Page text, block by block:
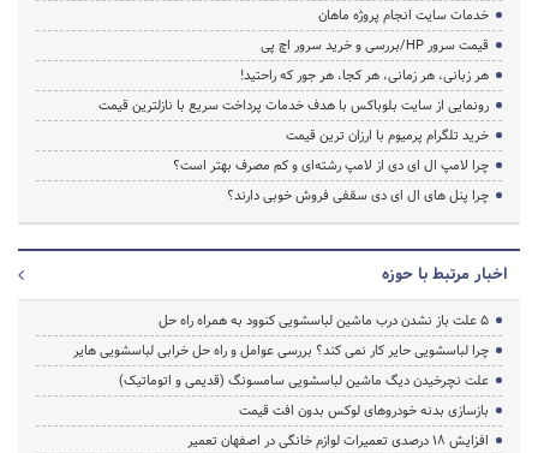
خدمات سایت انجام پروژه ماهان
قیمت سرور HP/بررسی و خرید سرور اچ پی
هر زبانی، هر زمانی، هر کجا، هر جور که راحتید!
رونمایی از سایت بلوباکس با هدف خدمات پرداخت سریع با نازلترین قیمت
خرید تلگرام پرمیوم با ارزان ترین قیمت
چرا لامپ ال ای دی از لامپ رشته‌ای و کم مصرف بهتر است؟
چرا پنل های ال ای دی سقفی فروش خوبی دارند؟
اخبار مرتبط با حوزه
5 علت باز نشدن درب ماشین لباسشویی کنوود به همراه راه حل
چرا لباسشویی حایر کار نمی کند؟ بررسی عوامل و راه حل خرابی لباسشویی هایر
علت نچرخیدن دیگ ماشین لباسشویی سامسونگ (قدیمی و اتوماتیک)
بازسازی بدنه خودروهای لوکس بدون افت قیمت
افزایش ۱۸ درصدی تعمیرات لوازم خانگی در اصفهان تعمیر